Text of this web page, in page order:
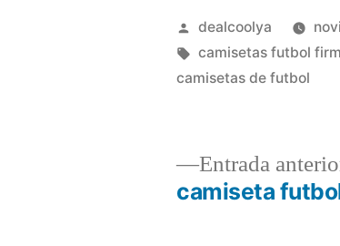
Publicado
por
dealcoolya
Etiquetas:
camisetas futbol
camisetas de futbol
Navegación
Entrada
camiseta